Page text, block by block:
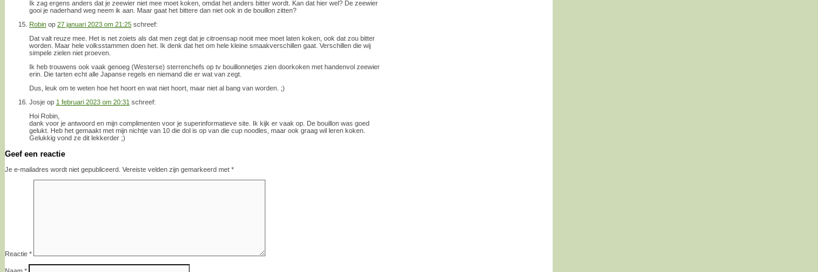
Ik zag ergens anders dat je zeewier niet mee moet koken, omdat het anders bitter wordt. Kan dat hier wel? De zeewier
gooi je naderhand weg neem ik aan. Maar gaat het bittere dan niet ook in de bouillon zitten?
Robin op 27 januari 2023 om 21:25 schreef:
Dat valt reuze mee. Het is net zoiets als dat men zegt dat je citroensap nooit mee moet laten koken, ook dat zou bitter
worden. Maar hele volksstammen doen het. Ik denk dat het om hele kleine smaakverschillen gaat. Verschillen die wij
simpele zielen niet proeven.
Ik heb trouwens ook vaak genoeg (Westerse) sterrenchefs op tv bouillonnetjes zien doorkoken met handenvol zeewier
erin. Die tarten echt alle Japanse regels en niemand die er wat van zegt.
Dus, leuk om te weten hoe het hoort en wat niet hoort, maar niet al bang van worden. ;)
Josje op 1 februari 2023 om 20:31 schreef:
Hoi Robin,
dank voor je antwoord en mijn complimenten voor je superinformatieve site. Ik kijk er vaak op. De bouillon was goed
gelukt. Heb het gemaakt met mijn nichtje van 10 die dol is op van die cup noodles, maar ook graag wil leren koken.
Gelukkig vond ze dit lekkerder ;)
Geef een reactie
Je e-mailadres wordt niet gepubliceerd. Vereiste velden zijn gemarkeerd met *
Reactie *